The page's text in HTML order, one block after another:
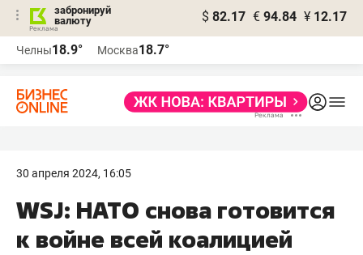
забронируй
валюту
$ 82.17 € 94.84 ¥ 12.17
Челны18.9° Москва18.7°
30 апреля 2024, 16:05
WSJ: НАТО снова готовится
к войне всей коалицией